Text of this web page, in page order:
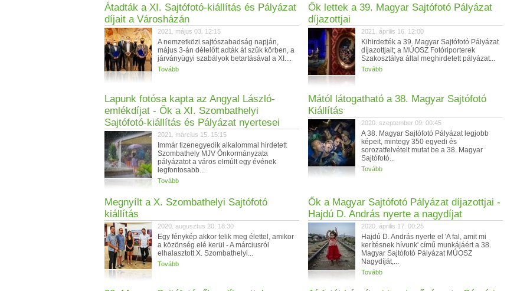
Átadták a XI. Sajtófotó-kiállítás és Pályázat
díjait a Városházán
2021. május 03. 12:15
A nemzetközi sajtószabadság napján,
május 3-án délelőtt adták át szűk körben, a
járványügyi szabályok betartásával a XI....
Tovább
Ők lettek a 39. Magyar Sajtófotó Pályázat
díjazottjai
2021. április 16. 12:00
Kihirdették a 39. Magyar Sajtófotó Pályázat
díjazottjait; a MÚOSZ Fotóriporterek
Szakosztálya által meghirdetett pályázat...
Tovább
Lapunk fotósa kapta az Angyal László-
emlékdíjat - Ők a XI. Szombathelyi
Sajtófotó-kiállítás és Pályázat nyertesei
2021. március 15. 15:15
Immár tizenegyedik alkalommal hirdetett
Szombathely MJV Önkormányzata
pályázatot a város elmúlt egy évének
legfontosabb...
Tovább
Mától látogatható a 38. Magyar Sajtófotó
Kiállítás
2020. szeptember 09. 00:45
A 38. Magyar Sajtófotó Pályázat legjobb
képeit, mintegy 350 egyedi és
sorozatfelvételt mutat be a 38. Magyar
Sajtófotó...
Tovább
Megnyílt a X. Szombathelyi Sajtófotó
kiállítás
2020. augusztus 20. 18:30
Egy fénykép akkor telik meg élettel, amikor
a közönség elé kerül - A márciusról
elhalasztott X. Szombathelyi...
Tovább
Ők a Magyar Sajtófotó Pályázat díjazottjai -
Hajdú D. András nyerte a nagydíjat
2020. április 17. 00:25
Hajdú D. András nyerte el 'A fal, amit mi
kerítésnek hívunk' című munkájáért a 38.
Magyar Sajtófotó Pályázat MÚOSZ
Nagydíját,...
Tovább